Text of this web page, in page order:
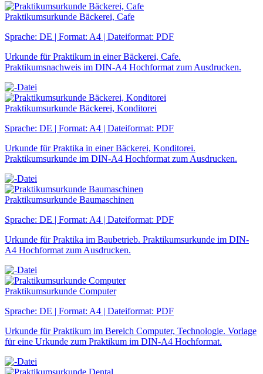
Praktikumsurkunde Bäckerei, Cafe
Sprache: DE | Format: A4 | Dateiformat: PDF
Urkunde für Praktikum in einer Bäckerei, Cafe.
Praktikumsnachweis im DIN-A4 Hochformat zum Ausdrucken.
Praktikumsurkunde Bäckerei, Konditorei
Sprache: DE | Format: A4 | Dateiformat: PDF
Urkunde für Praktika in einer Bäckerei, Konditorei.
Praktikumsurkunde im DIN-A4 Hochformat zum Ausdrucken.
Praktikumsurkunde Baumaschinen
Sprache: DE | Format: A4 | Dateiformat: PDF
Urkunde für Praktika im Baubetrieb. Praktikumsurkunde im DIN-
A4 Hochformat zum Ausdrucken.
Praktikumsurkunde Computer
Sprache: DE | Format: A4 | Dateiformat: PDF
Urkunde für Praktikum im Bereich Computer, Technologie. Vorlage
für eine Urkunde zum Praktikum im DIN-A4 Hochformat.